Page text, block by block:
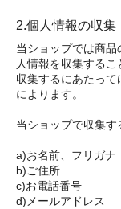
2.個人情報の収集
当ショップでは商
人情報を収集するこ
収集するにあたっ
によります。
当ショップで収集す
a)お名前、フリガナ
b)ご住所
c)お電話番号
d)メールアドレス